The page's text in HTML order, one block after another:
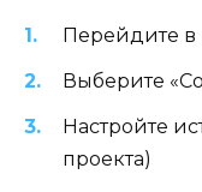
Перейдите в
Выберите
Настройте
проекта)